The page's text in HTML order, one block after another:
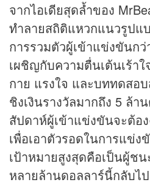
จากไอเดียสุดล้ำของ
ทำลายสถิติแหวกแนวรูปแ
การรวมตัวผู้เข้าแข่งขันก
เผชิญกับความตื่นเต้นเร้า
กาย แรงใจ และบททดสอ
ชิงเงินรางวัลมากถึง 5 ล้า
สัปดาห์ผู้เข้าแข่งขันจะต้อ
เพื่อเอาตัวรอดในการแข่
เป้าหมายสูงสุดคือเป็นผู้ชน
หลายล้านดอลลาร์นี้กลับไป